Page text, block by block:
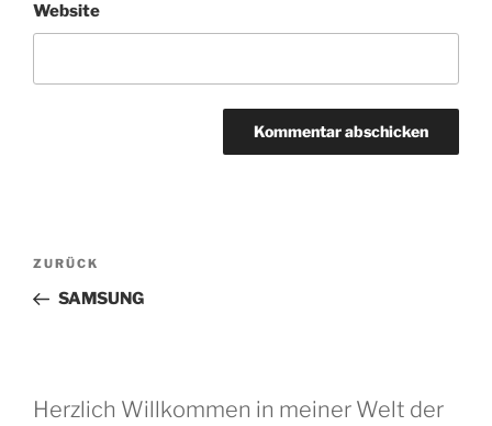
Website
Beitragsnavigation
Vorheriger
Beitrag
ZURÜCK
SAMSUNG
Herzlich Willkommen in meiner Welt der